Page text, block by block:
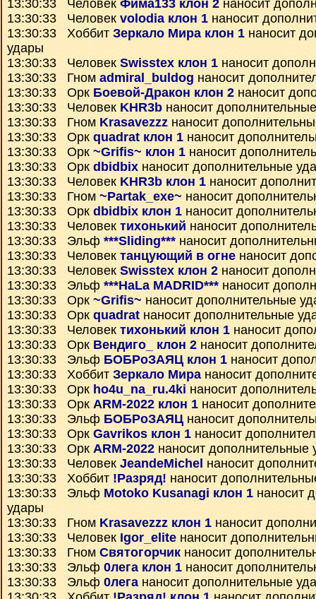
13:30:33 Человек Фима133 клон 2 наносит
13:30:33 Человек volodia клон 1 наносит
13:30:33 Хоббит Зеркало Мира клон 1 наносит
удары
13:30:33 Человек Swisstex клон 1 наносит
13:30:33 Гном admiral_buldog наносит
13:30:33 Орк Боевой-Дракон клон 2 наносит
13:30:33 Человек KHR3b наносит
13:30:33 Гном Krasavezzz наносит
13:30:33 Орк quadrat клон 1 наносит
13:30:33 Орк ~Grifis~ клон 1 наносит
13:30:33 Орк dbidbix наносит дополнительные
13:30:33 Человек KHR3b клон 1 наносит
13:30:33 Гном ~Partak_exe~ наносит
13:30:33 Орк dbidbix клон 1 наносит
13:30:33 Человек тихонький наносит
13:30:33 Эльф ***Sliding*** наносит
13:30:33 Человек танцующий в огне наносит
13:30:33 Человек Swisstex клон 2 наносит
13:30:33 Эльф ***HaLa MADRID*** наносит
13:30:33 Орк ~Grifis~ наносит дополнительные
13:30:33 Орк quadrat наносит дополнительные
13:30:33 Человек тихонький клон 1 наносит
13:30:33 Орк Вендиго_ клон 2 наносит
13:30:33 Эльф БОБРоЗАЯЦ клон 1 наносит
13:30:33 Хоббит Зеркало Мирананосит
13:30:33 Орк ho4u_na_ru.4ki наносит
13:30:33 Орк ARM-2022 клон 1 наносит
13:30:33 Эльф БОБРоЗАЯЦ наносит
13:30:33 Орк Gavrikos клон 1 наносит
13:30:33 Орк ARM-2022 наносит дополнительные
13:30:33 Человек JeandeMichel наносит
13:30:33 Хоббит !Разряд! наносит
13:30:33 Эльф Motoko Kusanagi клон 1 наносит
удары
13:30:33 Гном Krasavezzz клон 1 наносит
13:30:33 Человек Igor_elite наносит
13:30:33 Гном Святогорчик наносит
13:30:33 Эльф 0лега клон 1 наносит
13:30:33 Эльф 0легананосит дополнительные